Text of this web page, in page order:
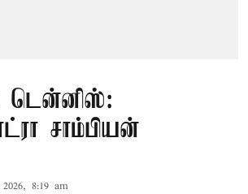
டென்னிஸ்:
சாம்பியன்
8:19 am